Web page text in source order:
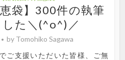
袋】300件の執筆
た＼(^o^)／
by Tomohiko Sagawa
ご支援いただいた皆様、ご無